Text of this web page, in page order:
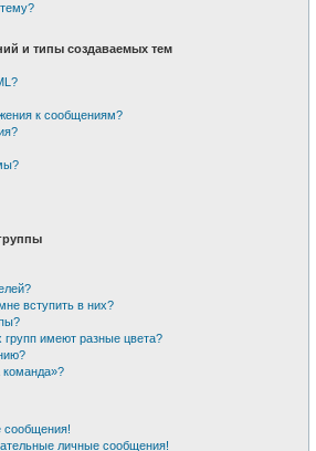
и типы создаваемых тем
к сообщениям?
вступить в них?
имеют разные цвета?
сообщения!
личные сообщения!